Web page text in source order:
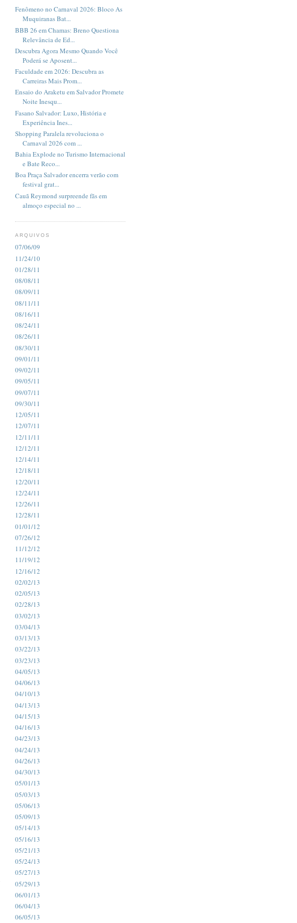
Fenômeno no Carnaval 2026: Bloco As
Muquiranas Bat...
BBB 26 em Chamas: Breno Questiona
Relevância de Ed...
Descubra Agora Mesmo Quando Você
Poderá se Aposent...
Faculdade em 2026: Descubra as
Carreiras Mais Prom...
Ensaio do Araketu em Salvador Promete
Noite Inesqu...
Fasano Salvador: Luxo, História e
Experiência Ines...
Shopping Paralela revoluciona o
Carnaval 2026 com ...
Bahia Explode no Turismo Internacional
e Bate Reco...
Boa Praça Salvador encerra verão com
festival grat...
Cauã Reymond surpreende fãs em
almoço especial no ...
ARQUIVOS
07/06/09
11/24/10
01/28/11
08/08/11
08/09/11
08/11/11
08/16/11
08/24/11
08/26/11
08/30/11
09/01/11
09/02/11
09/05/11
09/07/11
09/30/11
12/05/11
12/07/11
12/11/11
12/12/11
12/14/11
12/18/11
12/20/11
12/24/11
12/26/11
12/28/11
01/01/12
07/26/12
11/12/12
11/19/12
12/16/12
02/02/13
02/05/13
02/28/13
03/02/13
03/04/13
03/13/13
03/22/13
03/23/13
04/05/13
04/06/13
04/10/13
04/13/13
04/15/13
04/16/13
04/23/13
04/24/13
04/26/13
04/30/13
05/01/13
05/03/13
05/06/13
05/09/13
05/14/13
05/16/13
05/21/13
05/24/13
05/27/13
05/29/13
06/01/13
06/04/13
06/05/13